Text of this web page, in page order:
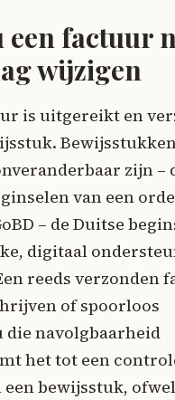
een factuur
wijzigen
is uitgereikt en
zijn –
van een
– de Duitse
digitaal
reeds verzonden
of spoorloos
die navolgbaarheid
het tot een
bewijsstuk,